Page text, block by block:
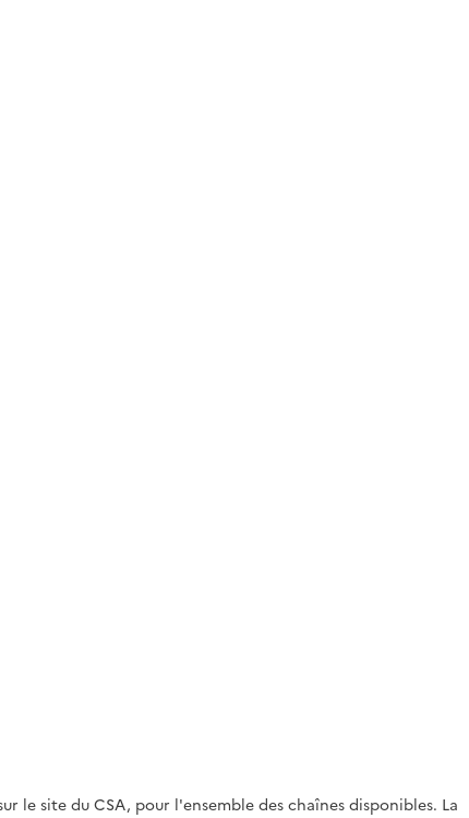
le site du CSA, pour l'ensemble des chaînes disponibles. La